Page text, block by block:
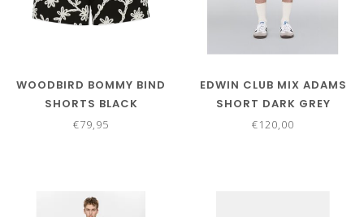
WOODBIRD BOMMY BIND
SHORTS BLACK
€79,95
EDWIN CLUB MIX ADAMS
SHORT DARK GREY
€120,00